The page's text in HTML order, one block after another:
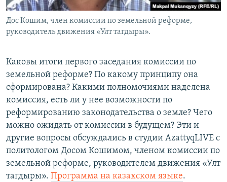
Дос Кошим, член комиссии по земельной реформе,
руководитель движения «Улт тагдыры».
Каковы итоги первого заседания комиссии по
земельной реформе? По какому принципу она
сформирована? Какими полномочиями наделена
комиссия, есть ли у нее возможности по
реформированию законодательства о земле? Чего
можно ожидать от комиссии в будущем? Эти и
другие вопросы обсуждались в студии AzattyqLIVE с
политологом Досом Кошимом, членом комиссии по
земельной реформе, руководителем движения «Улт
тагдыры». Программа на казахском языке.